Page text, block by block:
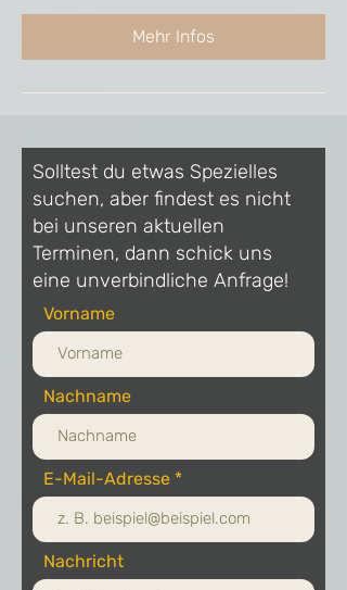
Mehr Infos
Solltest du etwas Spezielles
suchen, aber findest es nicht
bei unseren aktuellen
Terminen, dann schick uns
eine unverbindliche Anfrage!
Vorname
Nachname
E-Mail-Adresse
Nachricht